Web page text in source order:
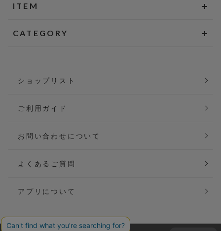
ITEM
CATEGORY
ショップリスト
ご利用ガイド
お問い合わせについて
よくあるご質問
アプリについて